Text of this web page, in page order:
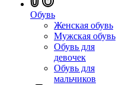
Обувь
Женская обувь
Мужская обувь
Обувь для
девочек
Обувь для
мальчиков